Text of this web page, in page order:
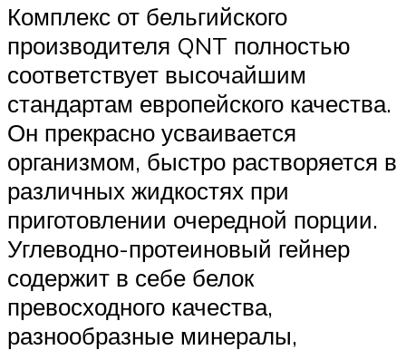
Комплекс от бельгийского
производителя QNT полностью
соответствует высочайшим
стандартам европейского качества.
Он прекрасно усваивается
организмом, быстро растворяется в
различных жидкостях при
приготовлении очередной порции.
Углеводно-протеиновый гейнер
содержит в себе белок
превосходного качества,
разнообразные минералы,